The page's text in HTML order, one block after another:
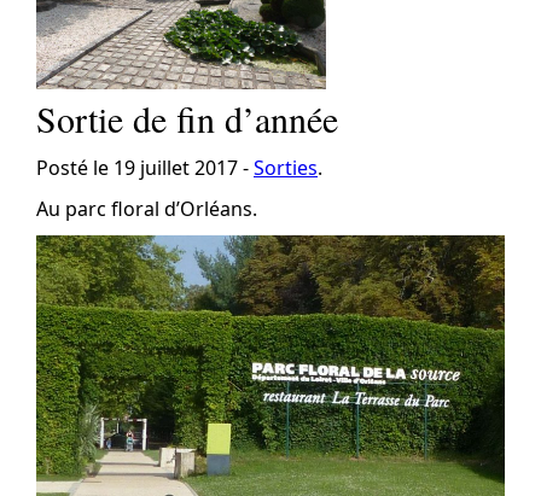
Sortie de fin d’année
Posté le 19 juillet 2017 -Sorties.
Au parc floral d’Orléans.